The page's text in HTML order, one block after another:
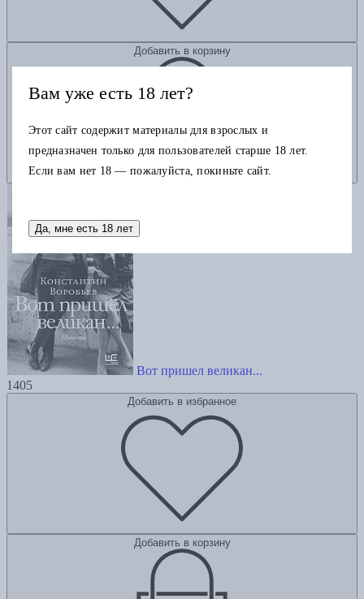
Добавить в корзину
Вот пришел великан...
1405
Добавить в избранное
Добавить в корзину
Вам уже есть 18 лет?
Этот сайт содержит материалы для взрослых и
предназначен только для пользователей старше 18 лет.
Если вам нет 18 — пожалуйста, покиньте сайт.
Да, мне есть 18 лет